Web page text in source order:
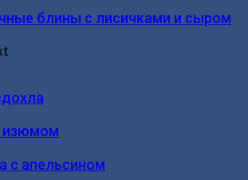
блины с лисичками и сыром
изюмом
с апельсином